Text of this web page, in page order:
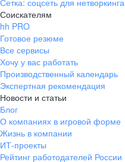
Сетка: соцсеть для нетворкинга
Соискателям
hh PRO
Готовое резюме
Все сервисы
Хочу у вас работать
Производственный календарь
Экспертная рекомендация
Новости и статьи
Блог
О компаниях в игровой форме
Жизнь в компании
ИТ-проекты
Рейтинг работодателей России